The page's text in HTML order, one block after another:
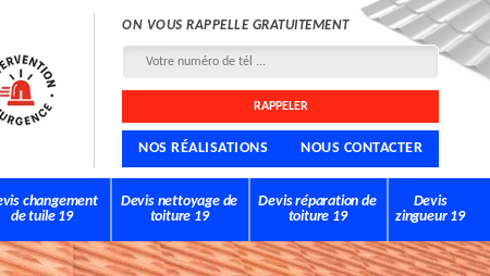
ON VOUS RAPPELLE GRATUITEMENT
NOS RÉALISATIONS NOUS CONTACTER
changement
de tuile 19
Devis nettoyage de
toiture 19
Devis réparation de
toiture 19
Devis
zingueur 19